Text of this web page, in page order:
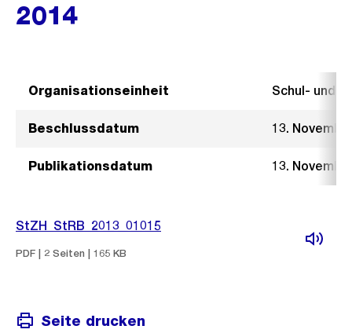
2014
Organisationseinheit Schul- und
Beschlussdatum 13.
Publikationsdatum 13.
StZH_StRB_2013_01015
PDF | 2 Seiten | 165 KB
Seite drucken